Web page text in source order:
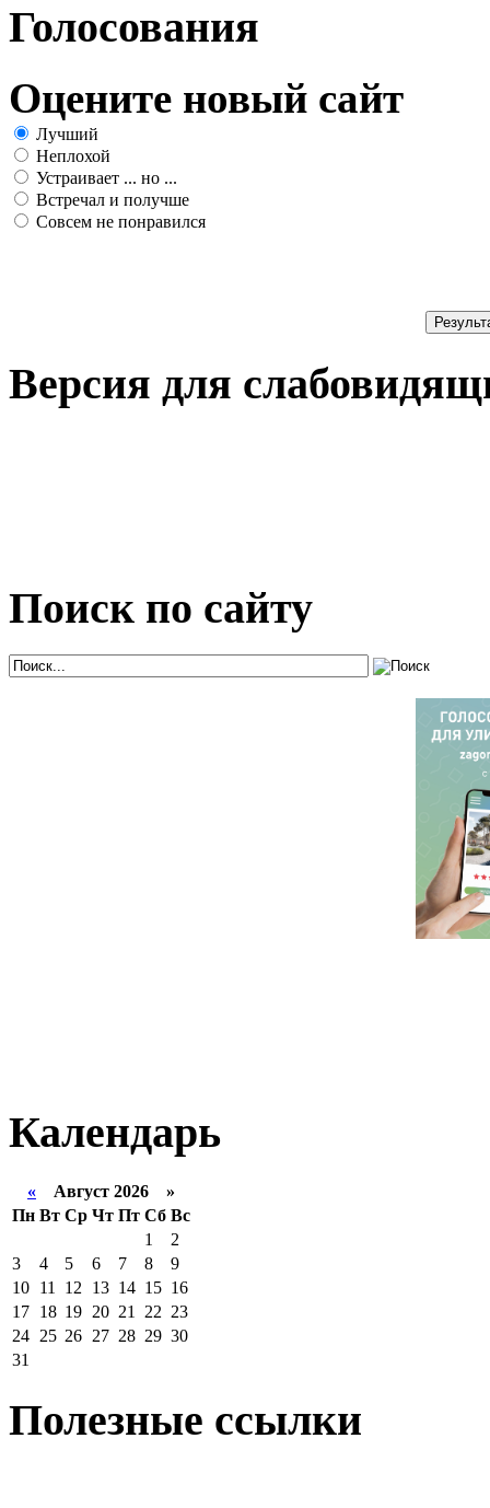
Голосования
Оцените новый сайт
Лучший
Неплохой
Устраивает ... но ...
Встречал и получше
Совсем не понравился
Версия для
Поиск по сайту
Календарь
« Август 2026 »
Пн Вт Ср Чт Пт Сб Вс
1
2
3
4 5 6 7 8
9
10 11 12 13 14 15 16
17 18 19 20 21 22 23
24 25 26 27 28 29 30
31
Полезные ссылки